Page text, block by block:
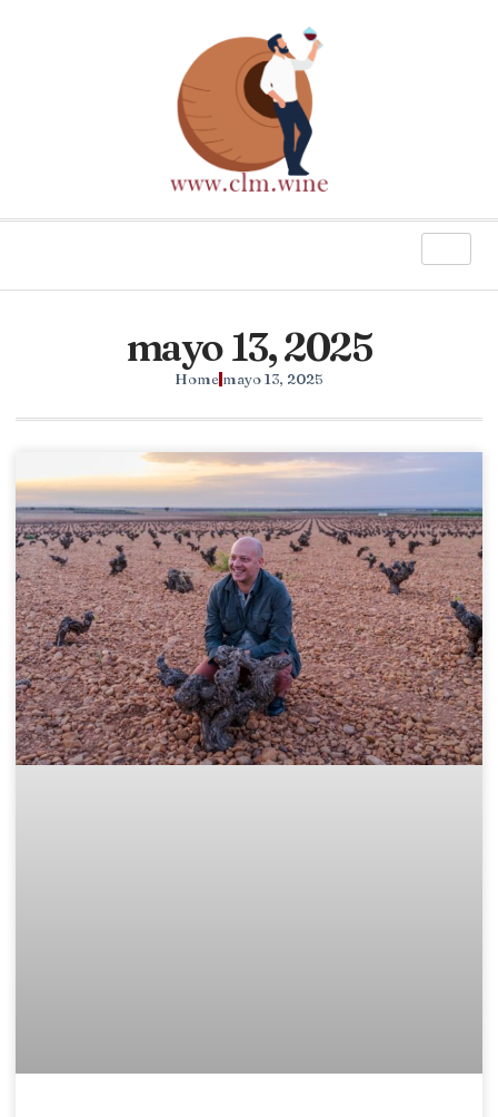
mayo 13, 2025
Home mayo 13, 2025